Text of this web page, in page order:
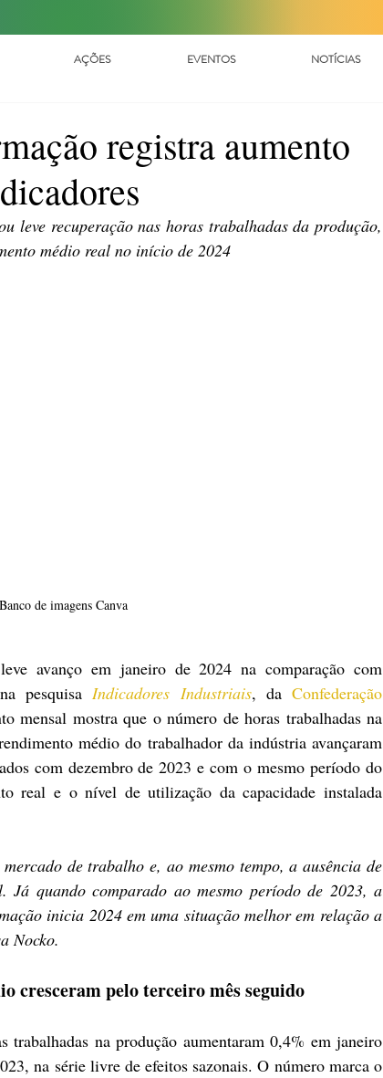
AÇÕES EVENTOS NOTÍCIAS
registra aumento
leve recuperação nas horas trabalhadas da produção,
médio real no início de 2024
de imagens Canva
avanço em janeiro de 2024 na comparação com
pesquisa Indicadores Industriais, da Confederação
mensal mostra que o número de horas trabalhadas na
médio do trabalhador da indústria avançaram
com dezembro de 2023 e com o mesmo período do
real e o nível de utilização da capacidade instalada
de trabalho e, ao mesmo tempo, a ausência de
quando comparado ao mesmo período de 2023, a
inicia 2024 em uma situação melhor em relação a
Nocko.
cresceram pelo terceiro mês seguido
trabalhadas na produção aumentaram 0,4% em janeiro
na série livre de efeitos sazonais. O número marca o